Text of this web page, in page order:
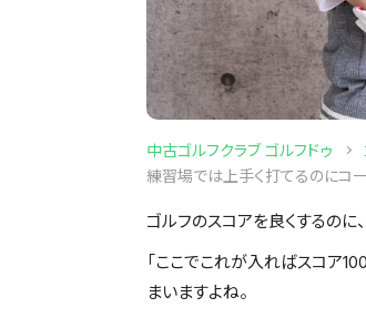
中古ゴルフクラブ ゴルフドゥ
練習場では上手く打てるのにコ
ゴルフのスコアを良くするのに
「ここでこれが入ればスコア
まいますよね。